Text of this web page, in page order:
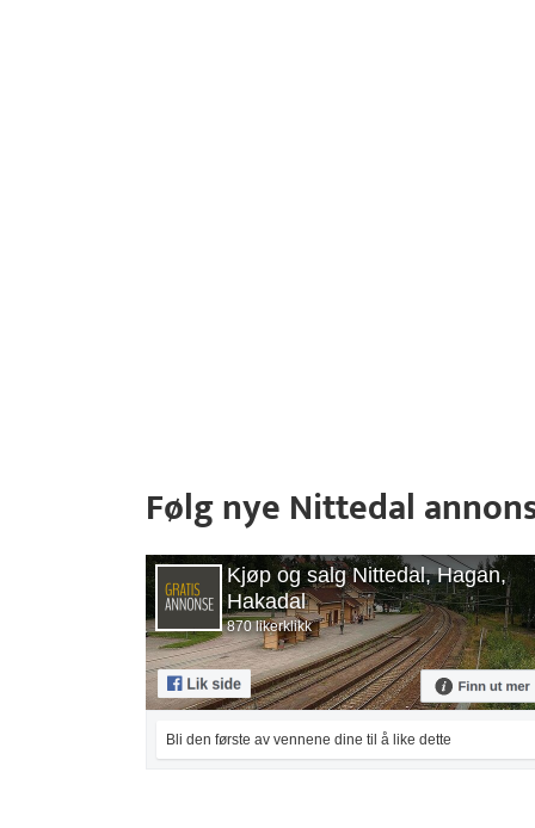
Følg nye Nittedal
Kjøp og salg Nittedal, Hagan,
Hakadal
870 likerklikk
Bli den første av vennene dine til å like dette